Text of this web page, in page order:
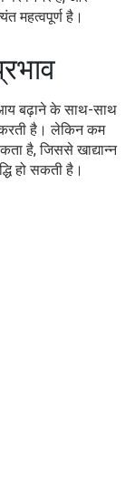
महत्वपूर्ण है।
आय बढ़ाने के साथ-साथ
करती है। लेकिन कम
है, जिससे खाद्यान्न
हो सकती है।